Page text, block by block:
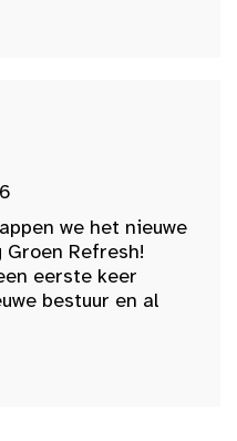
we het nieuwe
Refresh!
eerste keer
bestuur en al